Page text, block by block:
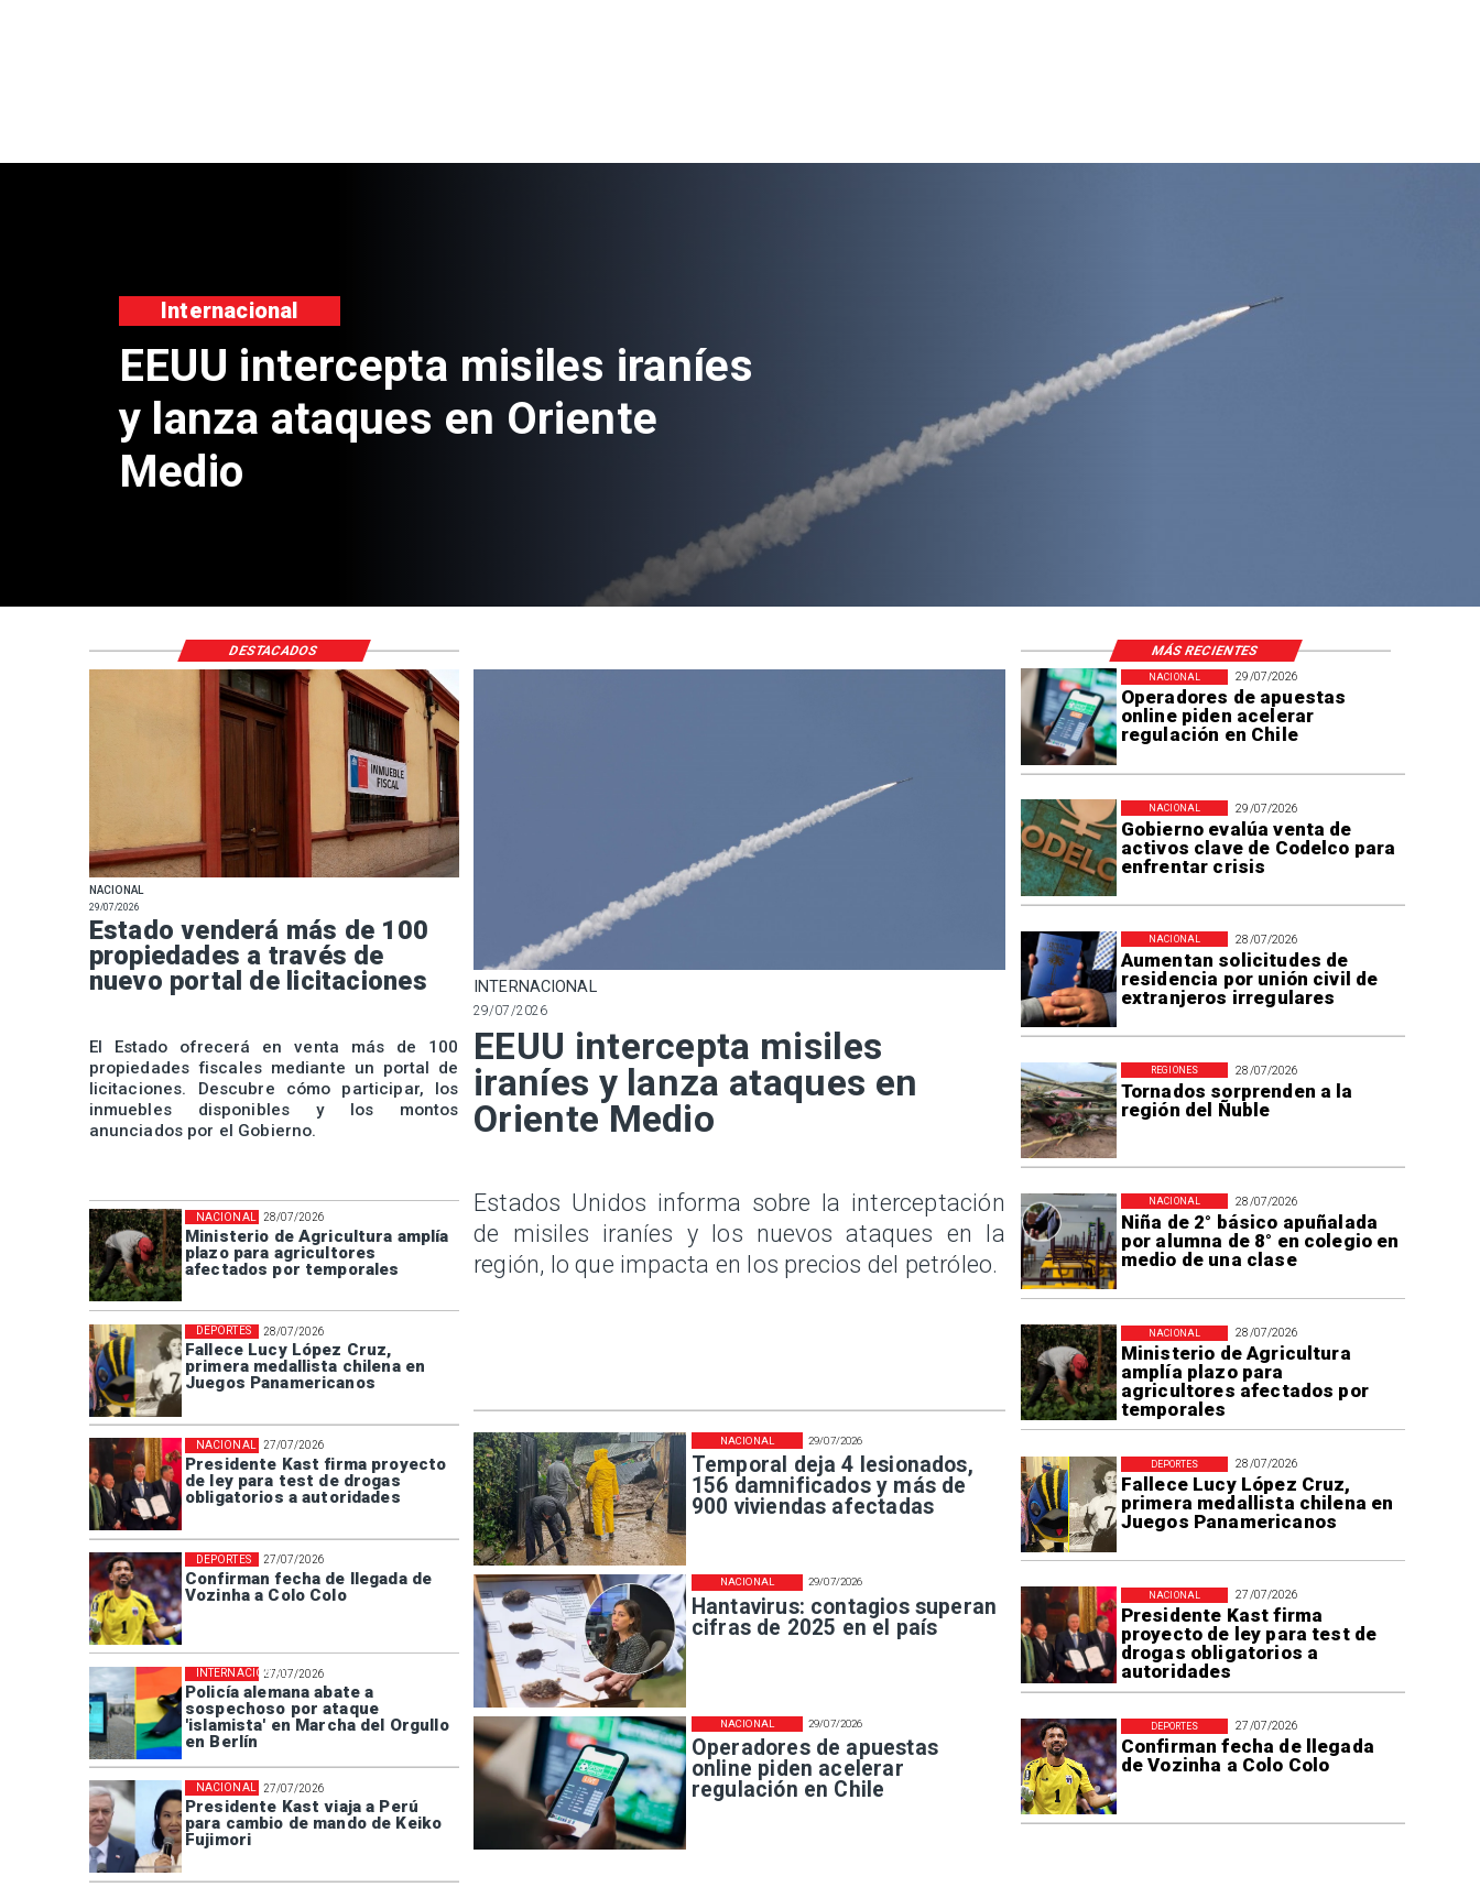
EEUU intercepta misiles iraníes
y lanza ataques en Oriente
Medio
Internacional
29/07/2026
Operadores de apuestas
online piden acelerar
regulación en Chile
NACIONAL
29/07/2026
Gobierno evalúa venta de
activos clave de Codelco para
enfrentar crisis
NACIONAL
28/07/2026
Aumentan solicitudes de
residencia por unión civil de
extranjeros irregulares
NACIONAL
28/07/2026
Tornados sorprenden a la
región del Ñuble
REGIONES
28/07/2026
Niña de 2° básico apuñalada
por alumna de 8° en colegio en
medio de una clase
NACIONAL
28/07/2026
Ministerio de Agricultura
amplía plazo para
agricultores afectados por
temporales
NACIONAL
28/07/2026
Fallece Lucy López Cruz,
primera medallista chilena en
Juegos Panamericanos
DEPORTES
27/07/2026
Presidente Kast firma
proyecto de ley para test de
drogas obligatorios a
autoridades
NACIONAL
27/07/2026
Confirman fecha de llegada
de Vozinha a Colo Colo
DEPORTES
28/07/2026
Ministerio de Agricultura amplía
plazo para agricultores
afectados por temporales
NACIONAL
28/07/2026
Fallece Lucy López Cruz,
primera medallista chilena en
Juegos Panamericanos
DEPORTES
27/07/2026
Presidente Kast firma proyecto
de ley para test de drogas
obligatorios a autoridades
NACIONAL
27/07/2026
Confirman fecha de llegada de
Vozinha a Colo Colo
DEPORTES
27/07/2026
Policía alemana abate a
sospechoso por ataque
'islamista' en Marcha del Orgullo
en Berlín
INTERNACIONAL
27/07/2026
Presidente Kast viaja a Perú
para cambio de mando de Keiko
Fujimori
NACIONAL
29/07/2026
Temporal deja 4 lesionados,
156 damnificados y más de
900 viviendas afectadas
NACIONAL
29/07/2026
Hantavirus: contagios superan
cifras de 2025 en el país
NACIONAL
29/07/2026
Operadores de apuestas
online piden acelerar
regulación en Chile
NACIONAL
NACIONAL
29/07/2026
Estado venderá más de 100
propiedades a través de
nuevo portal de licitaciones
El Estado ofrecerá en venta más de 100
propiedades fiscales mediante un portal de
licitaciones. Descubre cómo participar, los
inmuebles disponibles y los montos
anunciados por el Gobierno.
INTERNACIONAL
29/07/2026
EEUU intercepta misiles
iraníes y lanza ataques en
Oriente Medio
Estados Unidos informa sobre la interceptación
de misiles iraníes y los nuevos ataques en la
región, lo que impacta en los precios del petróleo.
DESTACADOS MÁS RECIENTES